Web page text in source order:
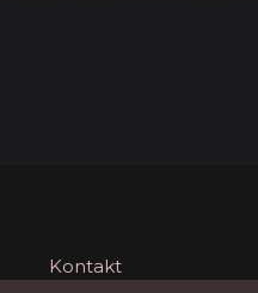
Kontakt